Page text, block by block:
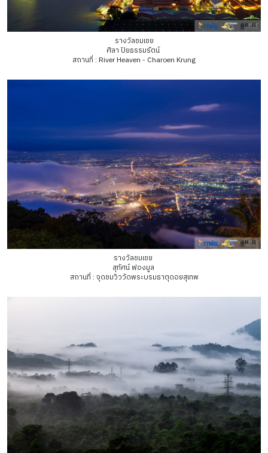
รางวัลชมเชย
ศิลา ปิยธรรมรัตน์
สถานที่ : River Heaven - Charoen Krung
รางวัลชมเชย
สุทัศน์ ฟองมูล
สถานที่ : จุดชมวิววัดพระบรมธาตุดอยสุเทพ